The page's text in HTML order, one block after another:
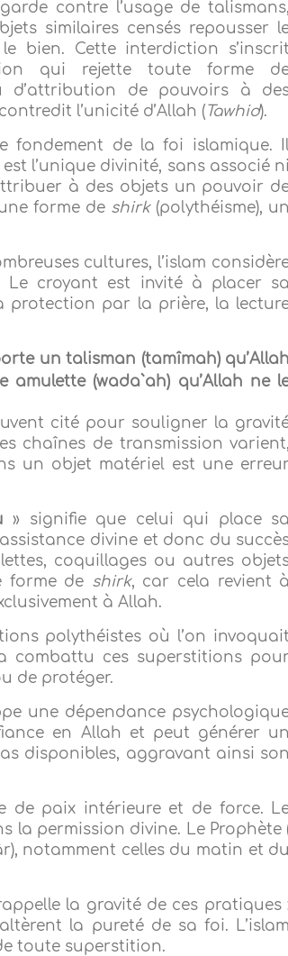
contre l’usage de talismans,
similaires censés repousser
bien. Cette interdiction s’inscrit
qui rejette toute forme
d’attribution de pouvoirs à
l’unicité d’Allah (Tawhid).
fondement de la foi islamique.
l’unique divinité, sans associé ni
à des objets un pouvoir
forme de shirk(polythéisme), un
cultures, l’islam
croyant est invité à placer sa
protection par la prière, la
un talisman (tamîmah) qu’Allah
(wada`ah) qu’Allah ne
cité pour souligner la
chaînes de transmission varient,
un objet matériel est une erreur
» signifie que celui qui place sa
divine et donc du
coquillages ou autres
forme de shirk, car cela revient à
à Allah.
polythéistes où l’on invoquait
combattu ces superstitions pour
de protéger.
une dépendance
en Allah et peut générer un
disponibles, aggravant ainsi son
de paix intérieure et de force.
la permission divine. Le Prophète
notamment celles du matin et du
la gravité de ces pratiques
la pureté de sa foi. L’islam
toute superstition.